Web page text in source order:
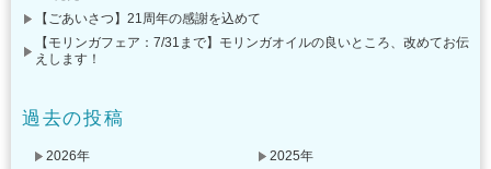
【ごあいさつ】21周年の感謝を込めて
【モリンガフェア：7/31まで】モリンガオイルの良いところ、改めてお伝
えします！
過去の投稿
2026年
2025年